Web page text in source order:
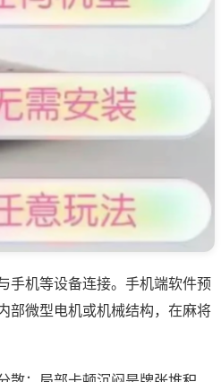
手机等设备连接。手机端软件预
部微型电机或机械结构，在麻将